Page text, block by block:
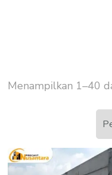
Menampilkan 1–40